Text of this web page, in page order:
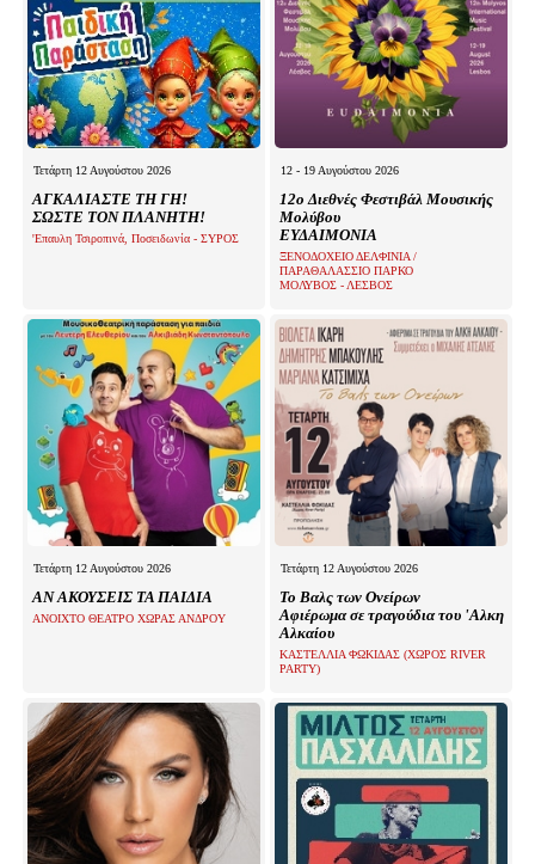
Τετάρτη 12 Αυγούστου 2026
ΑΓΚΑΛΙΑΣΤΕ ΤΗ ΓΗ!
ΣΩΣΤΕ ΤΟΝ ΠΛΑΝΗΤΗ!
'Επαυλη Τσιροπινά, Ποσειδωνία - ΣΥΡΟΣ
12 - 19 Αυγούστου 2026
12ο Διεθνές Φεστιβάλ Μουσικής
Μολύβου
ΕΥΔΑΙΜΟΝΙΑ
ΞΕΝΟΔΟΧΕΙΟ ΔΕΛΦΙΝΙΑ /
ΠΑΡΑΘΑΛΑΣΣΙΟ ΠΑΡΚΟ
ΜΟΛΥΒΟΣ - ΛΕΣΒΟΣ
Τετάρτη 12 Αυγούστου 2026
ΑΝ ΑΚΟΥΣΕΙΣ ΤΑ ΠΑΙΔΙΑ
ΑΝΟΙΧΤΟ ΘΕΑΤΡΟ ΧΩΡΑΣ ΑΝΔΡΟΥ
Τετάρτη 12 Αυγούστου 2026
Το Βαλς των Ονείρων
Αφιέρωμα σε τραγούδια του 'Αλκη
Αλκαίου
ΚΑΣΤΕΛΛΙΑ ΦΩΚΙΔΑΣ (ΧΩΡΟΣ RIVER
PARTY)